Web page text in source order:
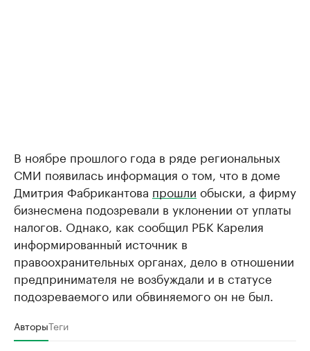
В ноябре прошлого года в ряде региональных
СМИ появилась информация о том, что в доме
Дмитрия Фабрикантова прошли обыски, а фирму
бизнесмена подозревали в уклонении от уплаты
налогов. Однако, как сообщил РБК Карелия
информированный источник в
правоохранительных органах, дело в отношении
предпринимателя не возбуждали и в статусе
подозреваемого или обвиняемого он не был.
АвторыТеги